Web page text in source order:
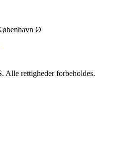
Ø
Alle rettigheder forbeholdes.